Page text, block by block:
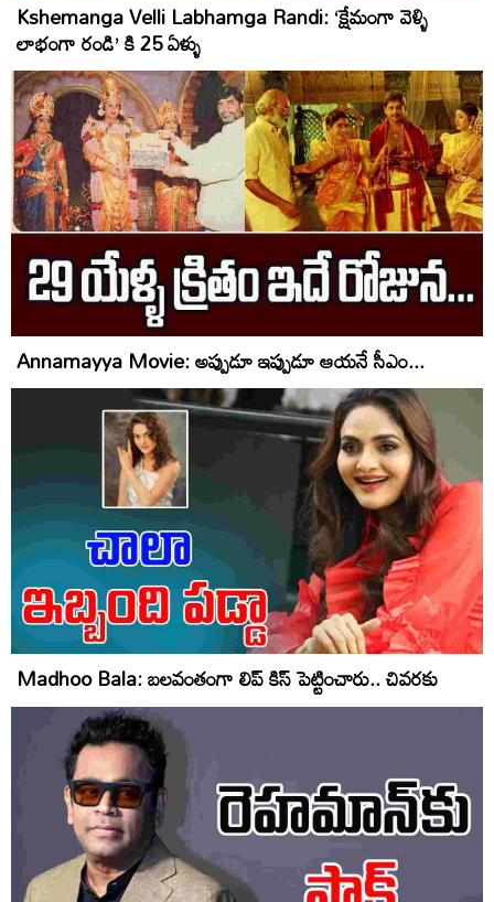
Kshemanga Velli Labhamga Randi: ‘క్షేమంగా వెళ్ళి
లాభంగా రండి’ కి 25 ఏళ్ళు
Annamayya Movie: అప్పుడూ ఇప్పుడూ ఆయనే సీఎం...
Madhoo Bala: బలవంతంగా లిప్ కిస్ పెట్టించారు.. చివరకు